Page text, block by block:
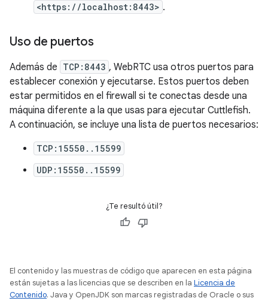
<https://localhost:8443> .
Uso de puertos
Además de TCP:8443 , WebRTC usa otros puertos para
establecer conexión y ejecutarse. Estos puertos deben
estar permitidos en el firewall si te conectas desde una
máquina diferente a la que usas para ejecutar Cuttlefish.
A continuación, se incluye una lista de puertos necesarios:
TCP:15550..15599
UDP:15550..15599
¿Te resultó útil?
El contenido y las muestras de código que aparecen en esta página
están sujetas a las licencias que se describen en la Licencia de
Contenido. Java y OpenJDK son marcas registradas de Oracle o sus